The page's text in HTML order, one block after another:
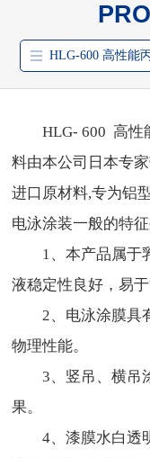
HLG-600 高性能
HLG- 600 高性能
料由本公司日本专
进口原材料,专为铝
电泳涂装一般的特
1、本产品属于乳
液稳定性良好，易于
2、电泳涂膜具有
物理性能。
3、竖吊、横吊涂
果。
4、漆膜水白透明